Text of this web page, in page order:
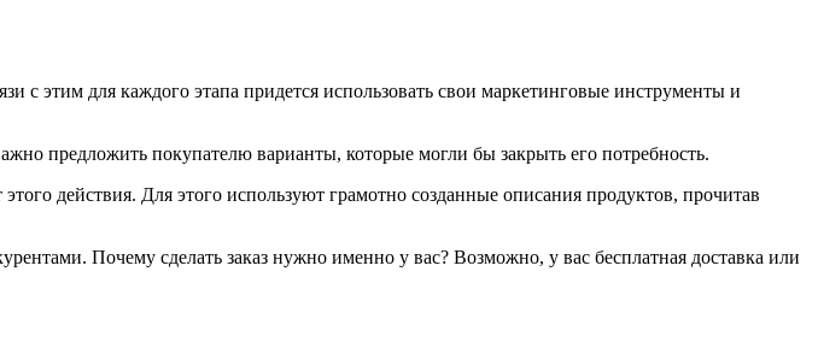
с этим для каждого этапа придется использовать свои маркетинговые инструменты и
предложить покупателю варианты, которые могли бы закрыть его потребность.
действия. Для этого используют грамотно созданные описания продуктов, прочитав
Почему сделать заказ нужно именно у вас? Возможно, у вас бесплатная доставка или